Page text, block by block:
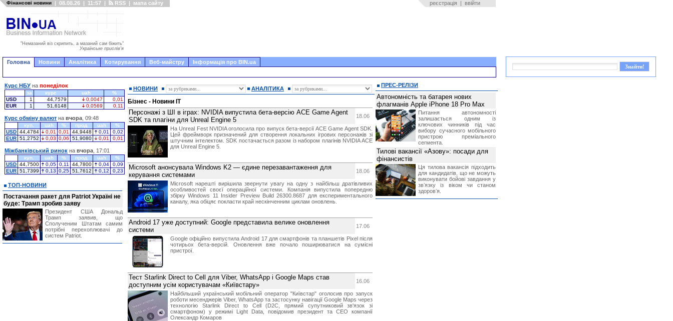
Фінансові новини | 08.08.26 | 11:57 | RSS | мапа сайту реєстрація | ввійти
"Немазаний віз скрипить, а мазаний сам біжить"
Українське прислів'я
Головна Новини Аналітика Котирування Веб-майстру Інформація про BIN.ua
НОВИНИ АНАЛІТИКА
Бізнес - Новини IT
Персонажі з ШІ в іграх: NVIDIA випустила бета-версію ACE Game Agent
SDK та плагіни для Unreal Engine 5
18.06
На Unreal Fest NVIDIA оголосила про випуск бета-версії ACE Game Agent SDK.
Цей фреймворк призначений для створення локальних ігрових персонажів зі
штучним інтелектом. SDK постачається разом із набором плагінів NVIDIA ACE
для Unreal Engine 5.
Microsoft анонсувала Windows K2 — єдине перезавантаження для
керування системами
18.06
Microsoft нарешті вирішила звернути увагу на одну з найбільш дратівливих
особливостей своєї операційної системи. Компанія випустила попередню
збірку Windows 11 Insider Preview Build 26300.8687 для експериментального
каналу, яка обіцяє покласти край нескінченним циклам оновлень.
Android 17 уже доступний: Google представила велике оновлення
системи
17.06
Google офіційно випустила Android 17 для смартфонів та планшетів Pixel після
чотирьох бета-версій. Оновлення вже почало поширюватися на сумісні
пристрої.
Тест Starlink Direct to Cell для Viber, WhatsApp і Google Maps став
доступним усім користувачам «Київстару»
16.06
Найбільший український мобільний оператор "Київстар" оголосив про запуск
роботи месенджерів Viber, WhatsApp та застосунку навігації Google Maps через
технологію Starlink Direct to Cell (D2C, прямий супутниковий зв'язок зі
смартфоном) у режимі Light Data, повідомив президент та СЕО компанії
Олександр Комаров
Курс НБУ на понеділок
за курс uah
%
USD
1 44,7579 0,0047
0,01
EUR
1 51,6148 0,0569 0,11
Курс обміну валют на вчора , 09:48
куп. uah % прод. uah
%
USD 44,4784 0,01 0,01 44,9448 0,01
0,02
EUR 51,2752 0,03 0,06 51,9080 0,01 0,01
Міжбанківський ринок на вчора , 17:01
куп. uah % прод. uah
%
USD 44,7500 0,05 0,11 44,7800 0,04
0,09
EUR 51,7399 0,13 0,25 51,7612 0,12 0,23
ТОП-НОВИНИ
Постачання ракет для Patriot Україні не
буде: Трамп зробив заяву
Президент США Дональд
Трамп заявив, що
Сполученим Штатам самим
потрібні перехоплювачі до
систем Patriot.
ПРЕС-РЕЛІЗИ
Автономність та батарея нових
флагманів Apple iPhone 18 Pro Max
Питання автономності
залишається одним із
ключових чинників під час
вибору сучасного мобільного
пристрою преміального
сегмента.
Тилові вакансії «Азову»: посади для
фінансистів
Ця тилова вакансія підходить
для кандидатів, що не можуть
виконувати бойові завдання у
звʼязку із віком чи станом
здоровʼя.